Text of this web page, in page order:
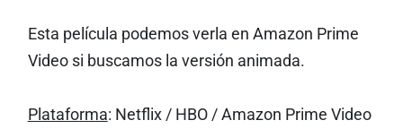
Esta película podemos verla en Amazon Prime
Video si buscamos la versión animada.
Plataforma: Netflix / HBO / Amazon Prime Video